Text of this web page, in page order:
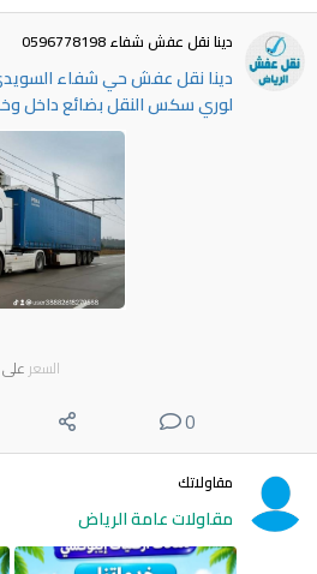
دينا نقل عفش شفاء 0596778198
دينا نقل عفش حي شفاء
لوري سكس النقل بضائع داخل
السعر
0
مقاولاتك
مقاولات عامة الرياض